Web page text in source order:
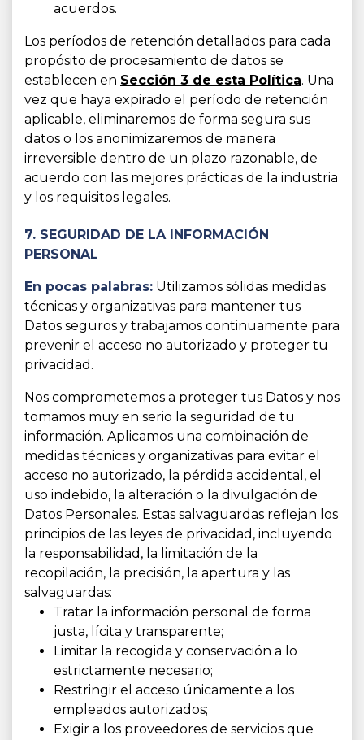
acuerdos.
Los períodos de retención detallados para cada
propósito de procesamiento de datos se
establecen en Sección 3 de esta Política. Una
vez que haya expirado el período de retención
aplicable, eliminaremos de forma segura sus
datos o los anonimizaremos de manera
irreversible dentro de un plazo razonable, de
acuerdo con las mejores prácticas de la industria
y los requisitos legales.
7. SEGURIDAD DE LA INFORMACIÓN
PERSONAL
En pocas palabras: Utilizamos sólidas medidas
técnicas y organizativas para mantener tus
Datos seguros y trabajamos continuamente para
prevenir el acceso no autorizado y proteger tu
privacidad.
Nos comprometemos a proteger tus Datos y nos
tomamos muy en serio la seguridad de tu
información. Aplicamos una combinación de
medidas técnicas y organizativas para evitar el
acceso no autorizado, la pérdida accidental, el
uso indebido, la alteración o la divulgación de
Datos Personales. Estas salvaguardas reflejan los
principios de las leyes de privacidad, incluyendo
la responsabilidad, la limitación de la
recopilación, la precisión, la apertura y las
salvaguardas:
Tratar la información personal de forma
justa, lícita y transparente;
Limitar la recogida y conservación a lo
estrictamente necesario;
Restringir el acceso únicamente a los
empleados autorizados;
Exigir a los proveedores de servicios que